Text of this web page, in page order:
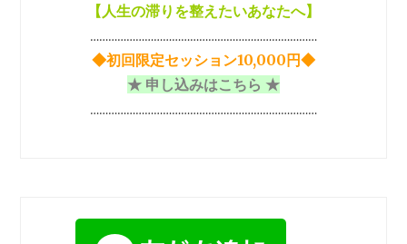
【 人生の滞りを整えたいあなたへ】
…………………………………………………………………
◆初回限定セッション10,000円◆
★ 申し込みはこちら ★
…………………………………………………………………